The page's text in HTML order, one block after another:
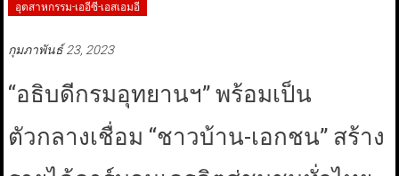
อุตสาหกรรม-เออีซี-เอสเอมอี
กุมภาพันธ์ 23, 2023
“อธิบดีกรมอุทยานฯ” พร้อมเป็น
ตัวกลางเชื่อม “ชาวบ้าน-เอกชน” สร้าง